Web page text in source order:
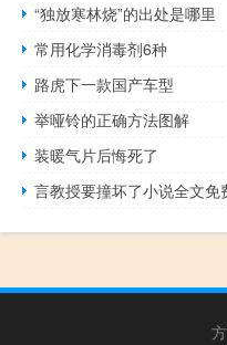
“独放寒林烧”的出处是哪里
常用化学消毒剂6种
路虎下一款国产车型
举哑铃的正确方法图解
装暖气片后悔死了
言教授要撞坏了小说全文免